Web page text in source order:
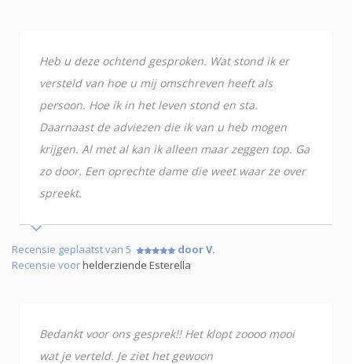
Heb u deze ochtend gesproken. Wat stond ik er
versteld van hoe u mij omschreven heeft als
persoon. Hoe ik in het leven stond en sta.
Daarnaast de adviezen die ik van u heb mogen
krijgen. Al met al kan ik alleen maar zeggen top. Ga
zo door. Een oprechte dame die weet waar ze over
spreekt.
Recensie geplaatst van 5
door V.
Recensie voorhelderziende Esterella
Bedankt voor ons gesprek!! Het klopt zoooo mooi
wat je verteld. Je ziet het gewoon